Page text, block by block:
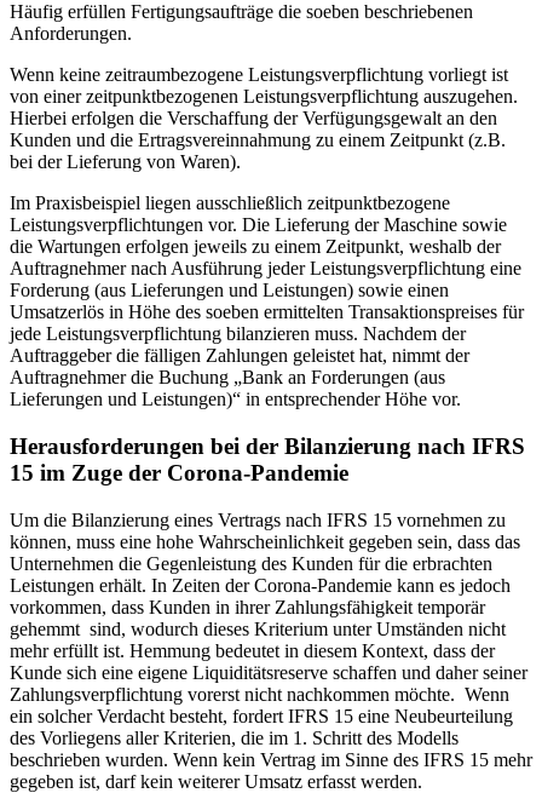
Häufig erfüllen Fertigungsaufträge die soeben beschriebenen
Anforderungen.
Wenn keine zeitraumbezogene Leistungsverpflichtung vorliegt ist
von einer zeitpunktbezogenen Leistungsverpflichtung auszugehen.
Hierbei erfolgen die Verschaffung der Verfügungsgewalt an den
Kunden und die Ertragsvereinnahmung zu einem Zeitpunkt (z.B.
bei der Lieferung von Waren).
Im Praxisbeispiel liegen ausschließlich zeitpunktbezogene
Leistungsverpflichtungen vor. Die Lieferung der Maschine sowie
die Wartungen erfolgen jeweils zu einem Zeitpunkt, weshalb der
Auftragnehmer nach Ausführung jeder Leistungsverpflichtung eine
Forderung (aus Lieferungen und Leistungen) sowie einen
Umsatzerlös in Höhe des soeben ermittelten Transaktionspreises für
jede Leistungsverpflichtung bilanzieren muss. Nachdem der
Auftraggeber die fälligen Zahlungen geleistet hat, nimmt der
Auftragnehmer die Buchung „Bank an Forderungen (aus
Lieferungen und Leistungen)“ in entsprechender Höhe vor.
Herausforderungen bei der Bilanzierung nach IFRS
15 im Zuge der Corona-Pandemie
Um die Bilanzierung eines Vertrags nach IFRS 15 vornehmen zu
können, muss eine hohe Wahrscheinlichkeit gegeben sein, dass das
Unternehmen die Gegenleistung des Kunden für die erbrachten
Leistungen erhält. In Zeiten der Corona-Pandemie kann es jedoch
vorkommen, dass Kunden in ihrer Zahlungsfähigkeit temporär
gehemmt sind, wodurch dieses Kriterium unter Umständen nicht
mehr erfüllt ist. Hemmung bedeutet in diesem Kontext, dass der
Kunde sich eine eigene Liquiditätsreserve schaffen und daher seiner
Zahlungsverpflichtung vorerst nicht nachkommen möchte. Wenn
ein solcher Verdacht besteht, fordert IFRS 15 eine Neubeurteilung
des Vorliegens aller Kriterien, die im 1. Schritt des Modells
beschrieben wurden. Wenn kein Vertrag im Sinne des IFRS 15 mehr
gegeben ist, darf kein weiterer Umsatz erfasst werden.